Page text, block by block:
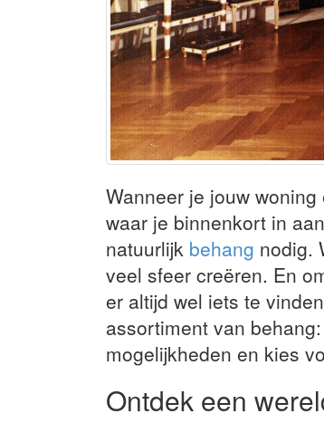
Wanneer je jouw
waar je binnenkort in
natuurlijk behang nodig.
veel sfeer creëren. En
er altijd wel iets te
assortiment van
mogelijkheden en kies
Ontdek een